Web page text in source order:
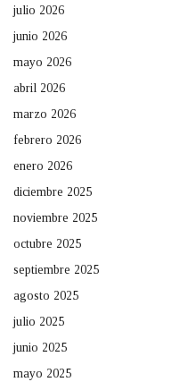
julio 2026
junio 2026
mayo 2026
abril 2026
marzo 2026
febrero 2026
enero 2026
diciembre 2025
noviembre 2025
octubre 2025
septiembre 2025
agosto 2025
julio 2025
junio 2025
mayo 2025